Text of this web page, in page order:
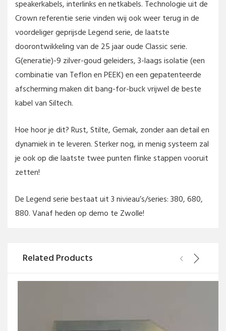
speakerkabels, interlinks en netkabels. Technologie uit de
Crown referentie serie vinden wij ook weer terug in de
voordeliger geprijsde Legend serie, de laatste
doorontwikkeling van de 25 jaar oude Classic serie.
G(eneratie)-9 zilver-goud geleiders, 3-laags isolatie (een
combinatie van Teflon en PEEK) en een gepatenteerde
afscherming maken dit bang-for-buck vrijwel de beste
kabel van Siltech.
Hoe hoor je dit? Rust, Stilte, Gemak, zonder aan detail en
dynamiek in te leveren. Sterker nog, in menig systeem zal
je ook op die laatste twee punten flinke stappen vooruit
zetten!
De Legend serie bestaat uit 3 nivieau’s/series: 380, 680,
880. Vanaf heden op demo te Zwolle!
Related Products